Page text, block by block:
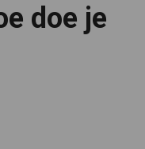
doe je